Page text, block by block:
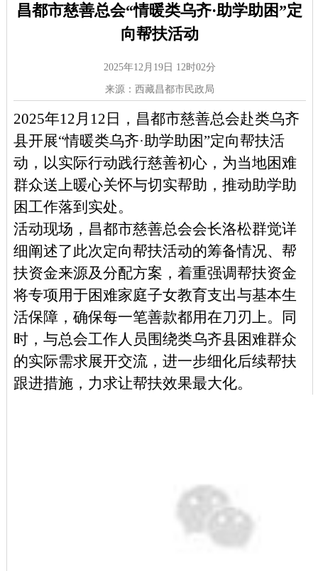
昌都市慈善总会“情暖类乌齐·助学助困”定
向帮扶活动
2025年12月19日 12时02分
来源：西藏昌都市民政局
2025年12月12日 ，昌都市慈善总会赴类乌齐
县开展“情暖类乌齐·助学助困”定向帮扶活
动，以实际行动践行慈善初心，为当地困难
群众送上暖心关怀与切实帮助，推动助学助
困工作落到实处。
活动现场 ，昌都市慈善总会会长洛松群觉详
细阐述了此次定向帮扶活动的筹备情况、帮
扶资金来源及分配方案，着重强调帮扶资金
将专项用于困难家庭子女教育支出与基本生
活保障，确保每一笔善款都用在刀刃上。同
时，与总会工作人员围绕类乌齐县困难群众
的实际需求展开交流，进一步细化后续帮扶
跟进措施，力求让帮扶效果最大化。